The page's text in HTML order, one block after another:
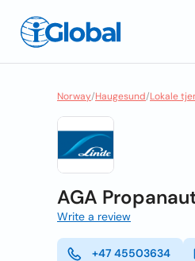
Norway/Haugesund/Lokale
AGA
Write a review
+47 45503634